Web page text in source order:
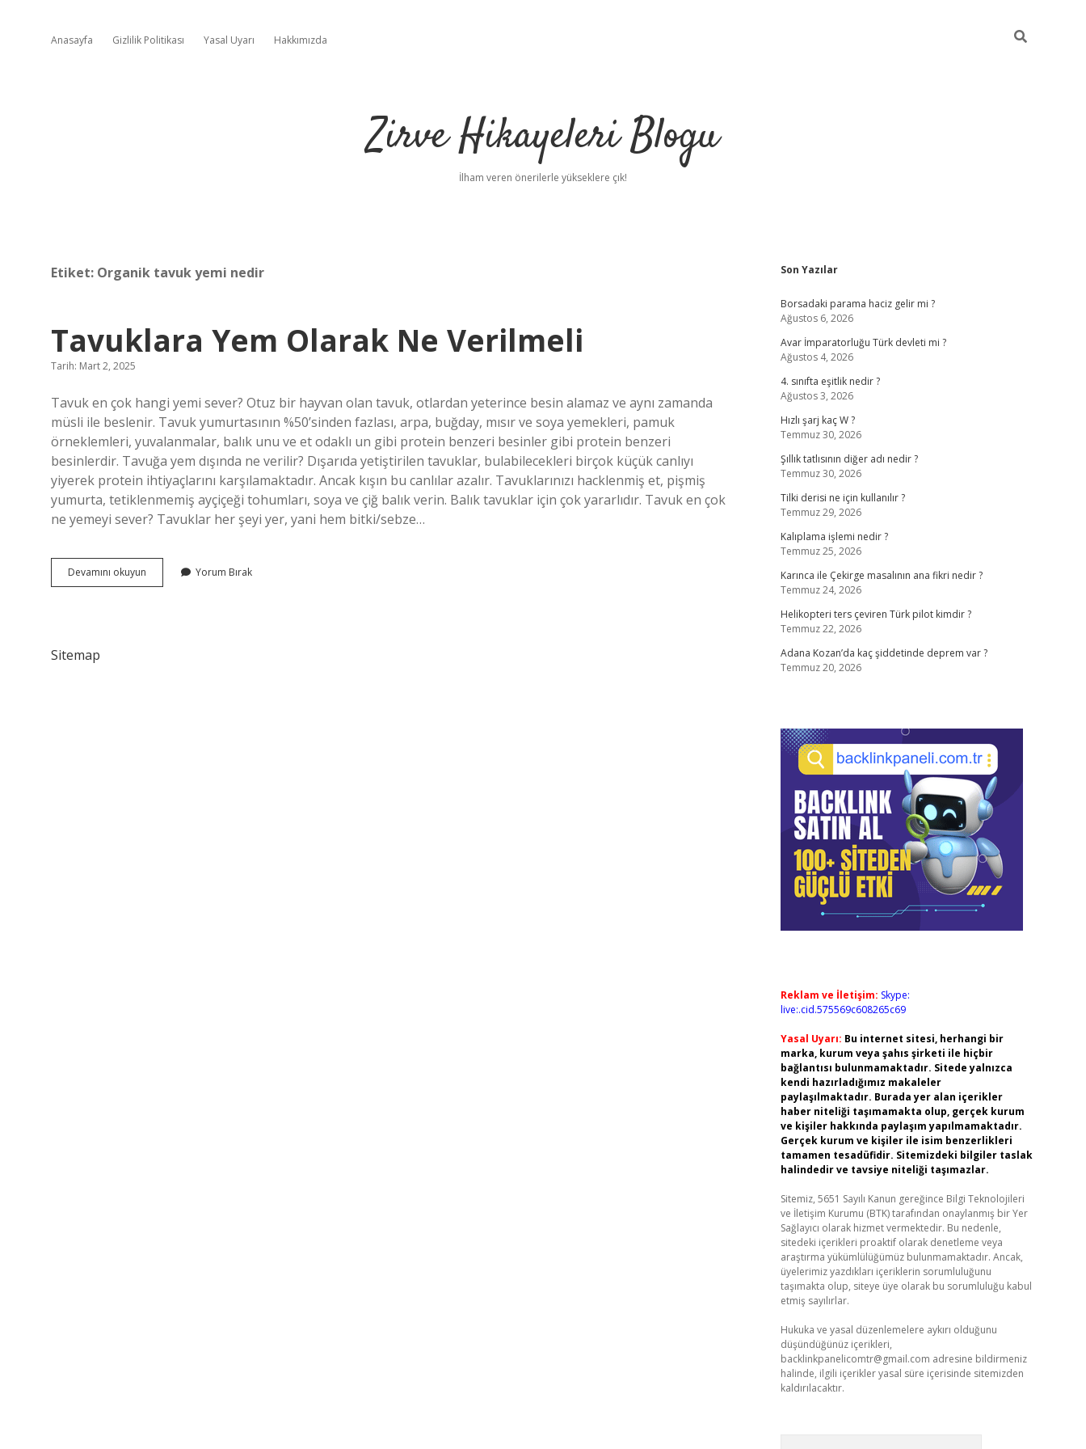
Anasayfa Gizlilik Politikası Yasal Uyarı Hakkımızda
Zirve Hikayeleri Blogu
İlham veren önerilerle yükseklere çık!
Etiket: Organik tavuk yemi nedir
Tavuklara Yem Olarak Ne Verilmeli
Tarih: Mart 2, 2025
Tavuk en çok hangi yemi sever? Otuz bir hayvan olan tavuk, otlardan yeterince besin alamaz ve aynı zamanda
müsli ile beslenir. Tavuk yumurtasının %50’sinden fazlası, arpa, buğday, mısır ve soya yemekleri, pamuk
örneklemleri, yuvalanmalar, balık unu ve et odaklı un gibi protein benzeri besinler gibi protein benzeri
besinlerdir. Tavuğa yem dışında ne verilir? Dışarıda yetiştirilen tavuklar, bulabilecekleri birçok küçük canlıyı
yiyerek protein ihtiyaçlarını karşılamaktadır. Ancak kışın bu canlılar azalır. Tavuklarınızı hacklenmiş et, pişmiş
yumurta, tetiklenmemiş ayçiçeği tohumları, soya ve çiğ balık verin. Balık tavuklar için çok yararlıdır. Tavuk en çok
ne yemeyi sever? Tavuklar her şeyi yer, yani hem bitki/sebze…
Devamını okuyun Tavuklara
Yem
Yorum Bırak
Sitemap
Sidebar
Son Yazılar
Borsadaki parama haciz gelir mi ?
Ağustos 6, 2026
Avar İmparatorluğu Türk devleti mi ?
Ağustos 4, 2026
4. sınıfta eşitlik nedir ?
Ağustos 3, 2026
Hızlı şarj kaç W ?
Temmuz 30, 2026
Şıllık tatlısının diğer adı nedir ?
Temmuz 30, 2026
Tilki derisi ne için kullanılır ?
Temmuz 29, 2026
Kalıplama işlemi nedir ?
Temmuz 25, 2026
Karınca ile Çekirge masalının ana fikri nedir ?
Temmuz 24, 2026
Helikopteri ters çeviren Türk pilot kimdir ?
Temmuz 22, 2026
Adana Kozan’da kaç şiddetinde deprem var ?
Temmuz 20, 2026
Reklam ve İletişim: Skype:
live:.cid.575569c608265c69
Yasal Uyarı: Bu internet sitesi, herhangi bir
marka, kurum veya şahıs şirketi ile hiçbir
bağlantısı bulunmamaktadır. Sitede yalnızca
kendi hazırladığımız makaleler
paylaşılmaktadır. Burada yer alan içerikler
haber niteliği taşımamakta olup, gerçek kurum
ve kişiler hakkında paylaşım yapılmamaktadır.
Gerçek kurum ve kişiler ile isim benzerlikleri
tamamen tesadüfidir. Sitemizdeki bilgiler taslak
halindedir ve tavsiye niteliği taşımazlar.
Sitemiz, 5651 Sayılı Kanun gereğince Bilgi Teknolojileri
ve İletişim Kurumu (BTK) tarafından onaylanmış bir Yer
Sağlayıcı olarak hizmet vermektedir. Bu nedenle,
sitedeki içerikleri proaktif olarak denetleme veya
araştırma yükümlülüğümüz bulunmamaktadır. Ancak,
üyelerimiz yazdıkları içeriklerin sorumluluğunu
taşımakta olup, siteye üye olarak bu sorumluluğu kabul
etmiş sayılırlar.
Hukuka ve yasal düzenlemelere aykırı olduğunu
düşündüğünüz içerikleri,
backlinkpanelicomtr@gmail.com adresine bildirmeniz
halinde, ilgili içerikler yasal süre içerisinde sitemizden
kaldırılacaktır.